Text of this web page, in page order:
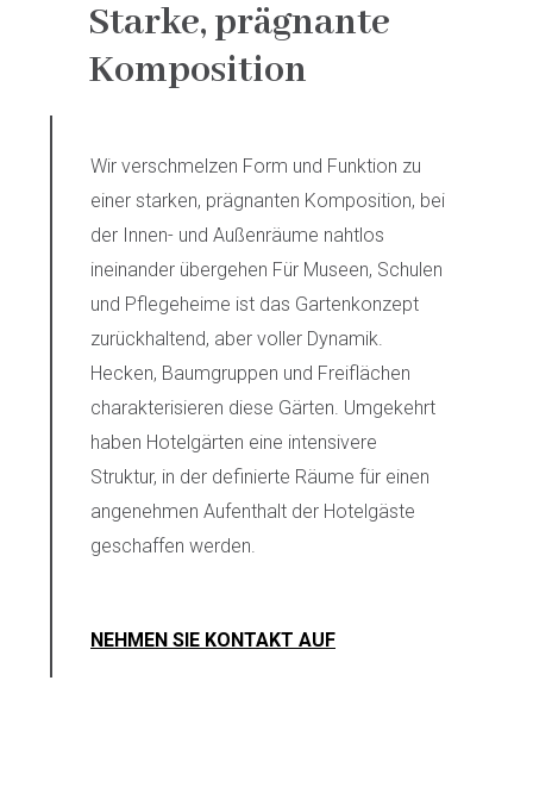
Starke, prägnante
Komposition
Wir verschmelzen Form und Funktion zu
einer starken, prägnanten Komposition, bei
der Innen- und Außenräume nahtlos
ineinander übergehen Für Museen, Schulen
und Pflegeheime ist das Gartenkonzept
zurückhaltend, aber voller Dynamik.
Hecken, Baumgruppen und Freiflächen
charakterisieren diese Gärten. Umgekehrt
haben Hotelgärten eine intensivere
Struktur, in der definierte Räume für einen
angenehmen Aufenthalt der Hotelgäste
geschaffen werden.
NEHMEN SIE KONTAKT AUF